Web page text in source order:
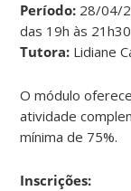
Período: 28/04/
das 19h às
Tutora: Lidiane
O módulo
atividade
mínima de 75%.
Inscrições: